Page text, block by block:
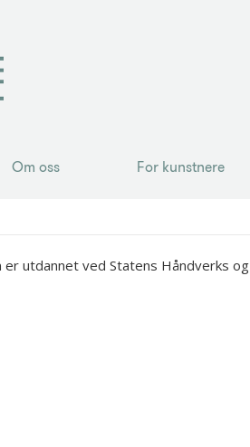
Om oss For kunstnere
utdannet ved Statens Håndverks og